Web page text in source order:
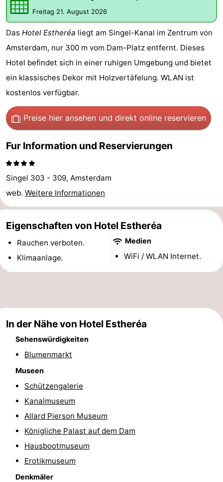
Het
Amsterdamse
Bos
-
Spaarnwoude
Zimmer
Frühstück)
Museen
Attraktionen
Sehen
&
-
Kirchen
-
Rundfahrten
-
Führungen
Radfahren
Wandern
Unterhaltung
Freitag 21. August 2026
Das Hotel Estheréa liegt am Singel-Kanal im Zentrum von
Amsterdam, nur 300 m vom Dam-Platz entfernt. Dieses
Hotel befindet sich in einer ruhigen Umgebung und bietet
ein klassisches Dekor mit Holzvertäfelung. WLAN ist
kostenlos verfügbar.
Preise hier ansehen und direkt online reservieren
Fur Information und Reservierungen
Singel 303 - 309, Amsterdam
web. Weitere Informationen
Eigenschaften von Hotel Estheréa
Rauchen verboten.
Klimaanlage.
Medien
WiFi / WLAN Internet.
In der Nähe von Hotel Estheréa
Sehenswürdigkeiten
Blumenmarkt
Museen
Schützengalerie
Kanalmuseum
Allard Pierson Museum
Königliche Palast auf dem Dam
Hausbootmuseum
Erotikmuseum
Denkmäler